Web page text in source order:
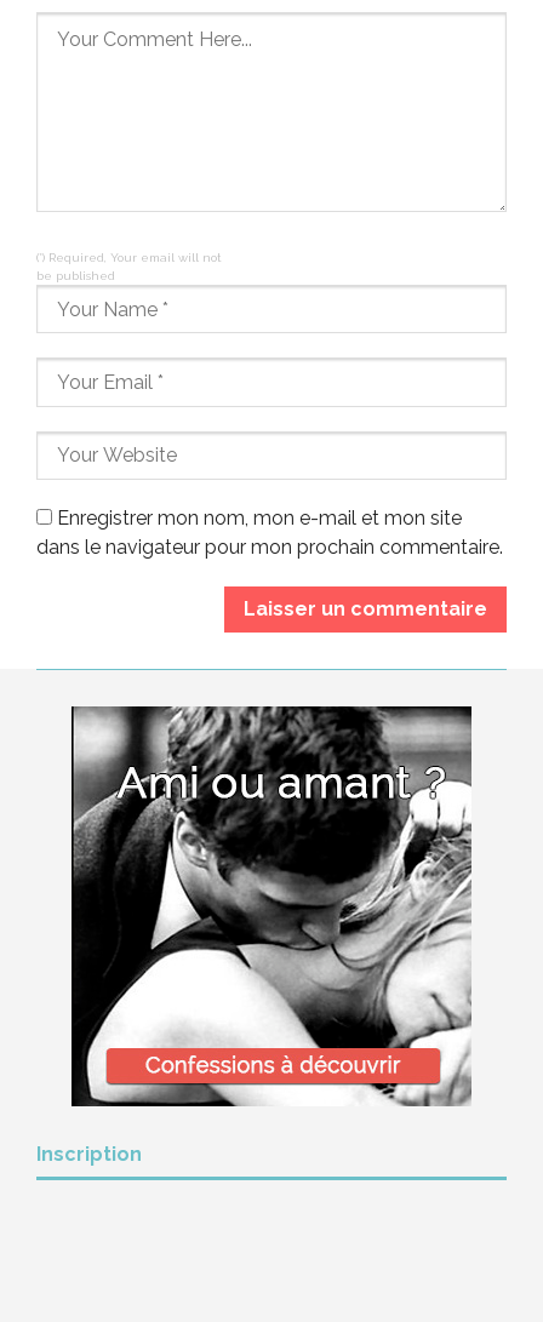
(*) Required, Your email will not
be published
Enregistrer mon nom, mon e-mail et mon site
dans le navigateur pour mon prochain commentaire.
Inscription